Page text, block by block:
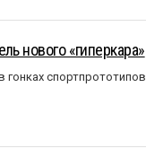
нового «гиперкара»
гонках спортпрототипов